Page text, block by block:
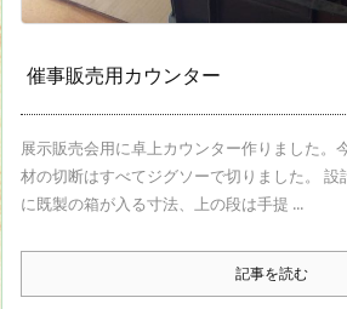
催事販売用カウンター
展示販売会用に卓上カウンター作りました。
材の切断はすべてジグソーで切りました。 設
に既製の箱が入る寸法、上の段は手提 ...
記事を読む